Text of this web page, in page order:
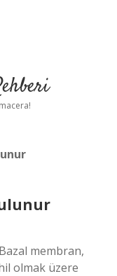
membran,
olmak üzere